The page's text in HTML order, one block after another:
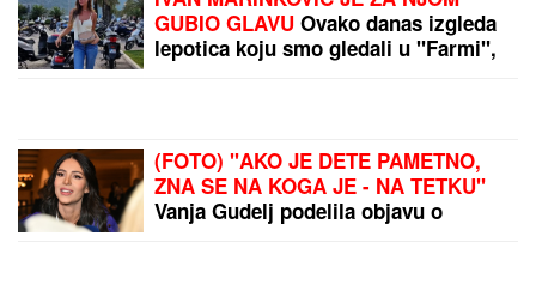
IZMERENO ČAK 40
Nema odmora ni u
penziju: Nemački
penzioneri rade i do 74
godine